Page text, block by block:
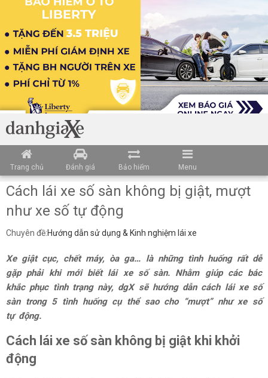
Trang chủ Đánh giá Bảo hiểm Menu
Cách lái xe số sàn không bị giật, mượt
như xe số tự động
Chuyên đề:Hướng dẫn sử dụng & Kinh nghiệm lái xe
Xe giật cục, chết máy, òa ga… là những tình huống rất dễ
gặp phải khi mới biết lái xe số sàn. Nhằm giúp các bác
khắc phục tình trạng này, dgX sẽ hướng dẫn cách lái xe số
sàn trong 5 tình huống cụ thể sao cho “mượt” như xe số
tự động.
Cách lái xe số sàn không bị giật khi khởi
động